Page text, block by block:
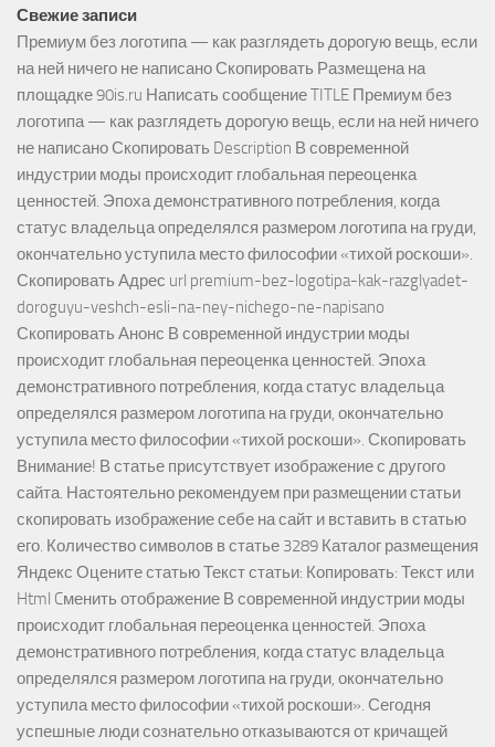
Свежие записи
Премиум без логотипа — как разглядеть дорогую вещь, если
на ней ничего не написано Скопировать Размещена на
площадке 90is.ru Написать сообщение TITLE Премиум без
логотипа — как разглядеть дорогую вещь, если на ней ничего
не написано Скопировать Description В современной
индустрии моды происходит глобальная переоценка
ценностей. Эпоха демонстративного потребления, когда
статус владельца определялся размером логотипа на груди,
окончательно уступила место философии «тихой роскоши».
Скопировать Адрес url premium-bez-logotipa-kak-razglyadet-
doroguyu-veshch-esli-na-ney-nichego-ne-napisano
Скопировать Анонс В современной индустрии моды
происходит глобальная переоценка ценностей. Эпоха
демонстративного потребления, когда статус владельца
определялся размером логотипа на груди, окончательно
уступила место философии «тихой роскоши». Скопировать
Внимание! В статье присутствует изображение с другого
сайта. Настоятельно рекомендуем при размещении статьи
скопировать изображение себе на сайт и вставить в статью
его. Количество символов в статье 3289 Каталог размещения
Яндекс Оцените статью Текст статьи: Копировать: Текст или
Html Cменить отображение В современной индустрии моды
происходит глобальная переоценка ценностей. Эпоха
демонстративного потребления, когда статус владельца
определялся размером логотипа на груди, окончательно
уступила место философии «тихой роскоши». Сегодня
успешные люди сознательно отказываются от кричащей